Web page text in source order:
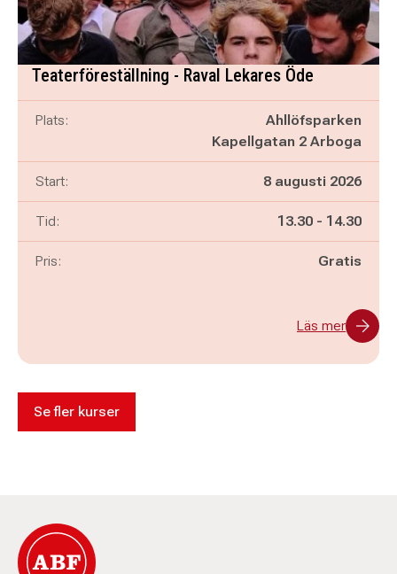
Teaterföreställning - Raval Lekares Öde
Plats:
Ahllöfsparken
Kapellgatan 2 Arboga
Start: 8 augusti 2026
Tid: Pågår mellan
13.30 - och
14.30
Pris: Gratis
Läs mer
Se fler kurser